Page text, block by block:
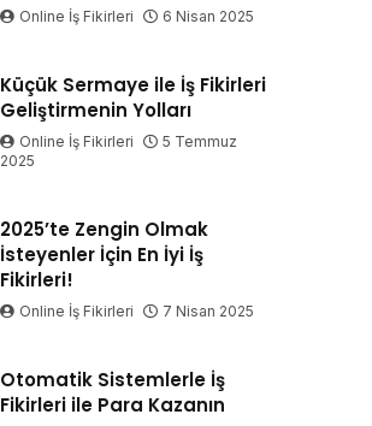
Online İş Fikirleri 6 Nisan 2025
Küçük Sermaye ile İş Fikirleri
Geliştirmenin Yolları
Online İş Fikirleri
5 Temmuz
2025
2025’te Zengin Olmak
İsteyenler İçin En İyi İş
Fikirleri!
Online İş Fikirleri 7 Nisan 2025
Otomatik Sistemlerle İş
Fikirleri ile Para Kazanın